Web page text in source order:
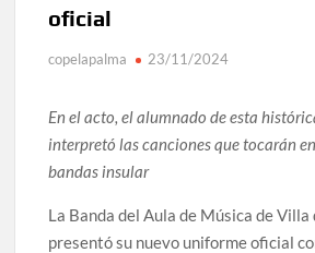
oficial
copelapalma 23/11/2024
En el acto, el alumnado de esta
interpretó las canciones que tocarán
bandas insular
La Banda del Aula de Música de Villa
presentó su nuevo uniforme oficial